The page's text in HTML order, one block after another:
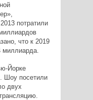
потратили
что к 2019
миллиарда.
Йорке
Шоу посетили
двух